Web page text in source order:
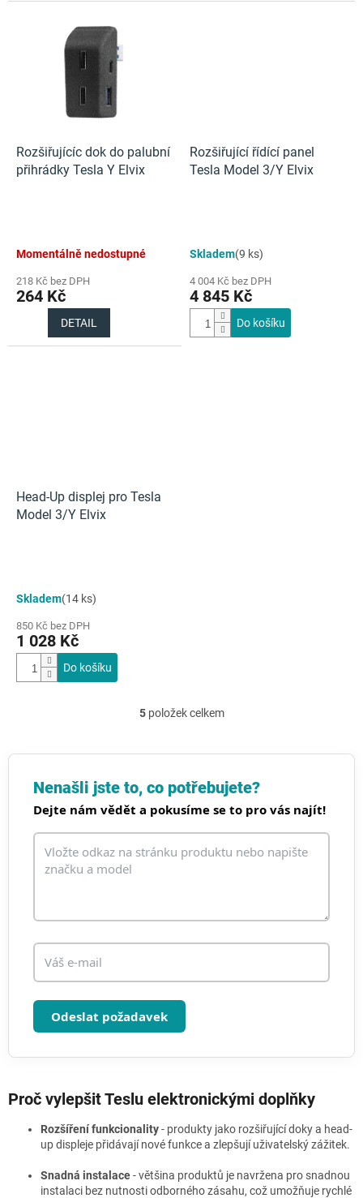
Rozšiřujícíc dok do palubní
přihrádky Tesla Y Elvix
Momentálně nedostupné
218 Kč bez DPH
264 Kč
DETAIL
Rozšiřující řídící panel
Tesla Model 3/Y Elvix
Skladem(9 ks)
4 004 Kč bez DPH
4 845 Kč
Do košíku
Head-Up displej pro Tesla
Model 3/Y Elvix
Skladem(14 ks)
850 Kč bez DPH
1 028 Kč
Do košíku
O
l
d
a
c
r
v
s
u
5položek celkem
Nenašli jste to, co potřebujete?
Dejte nám vědět a pokusíme se to pro vás najít!
Odeslat požadavek
Proč vylepšit Teslu elektronickými doplňky
Rozšíření funkcionality- produkty jako rozšiřující doky a head-
up displeje přidávají nové funkce a zlepšují uživatelský zážitek.
Snadná instalace- většina produktů je navržena pro snadnou
instalaci bez nutnosti odborného zásahu, což umožňuje rychlé